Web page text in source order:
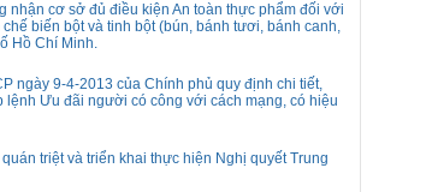
nhận cơ sở đủ điều kiện An toàn thực phẩm đối với
biến bột và tinh bột (bún, bánh tươi, bánh canh,
Hồ Chí Minh.
ngày 9-4-2013 của Chính phủ quy định chi tiết,
lệnh Ưu đãi người có công với cách mạng, có hiệu
triệt và triển khai thực hiện Nghị quyết Trung